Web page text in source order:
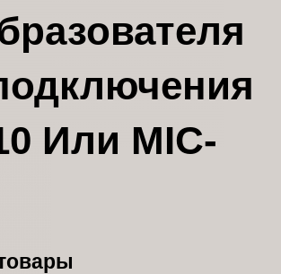
Или MIC-